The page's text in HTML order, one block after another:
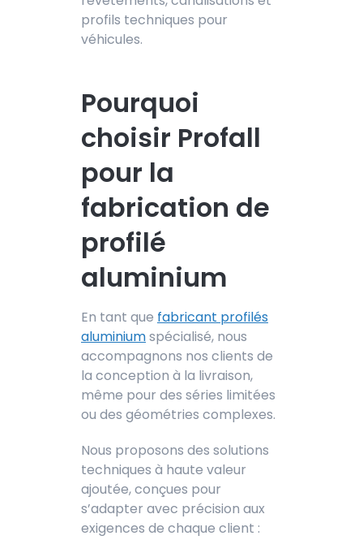
profils techniques pour
véhicules.
Pourquoi
choisir Profall
pour la
fabrication de
profilé
aluminium
En tant que fabricant profilés
aluminiumspécialisé, nous
accompagnons nos clients de
la conception à la livraison,
même pour des séries limitées
ou des géométries complexes.
Nous proposons des solutions
techniques à haute valeur
ajoutée, conçues pour
s’adapter avec précision aux
exigences de chaque client :